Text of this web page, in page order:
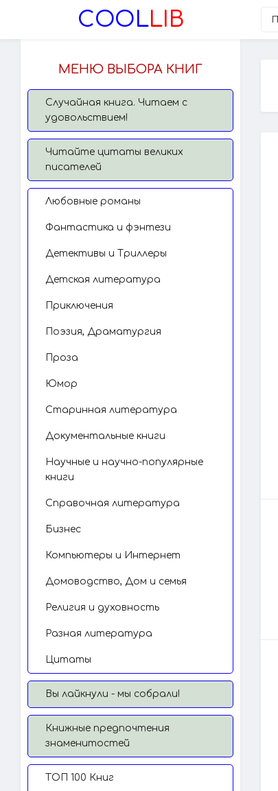
COOLLIB
МЕНЮ ВЫБОРА КНИГ
Случайная книга. Читаем с
удовольствием!
Читайте цитаты великих
писателей
Любовные романы
Фантастика и фэнтези
Детективы и Триллеры
Детская литература
Приключения
Поэзия, Драматургия
Проза
Юмор
Старинная литература
Документальные книги
Научные и научно-популярные
книги
Справочная литература
Бизнес
Компьютеры и Интернет
Домоводство, Дом и семья
Религия и духовность
Разная литература
Цитаты
Вы лайкнули - мы собрали!
Книжные предпочтения
знаменитостей
TОП 100 Книг